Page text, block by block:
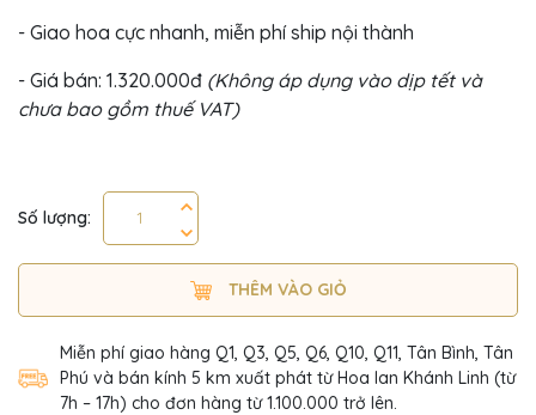
- Giao hoa cực nhanh, miễn phí ship nội thành
- Giá bán: 1.320.000đ (Không áp dụng vào dịp tết và
chưa bao gồm thuế VAT)
Số lượng:
THÊM VÀO GIỎ
Miễn phí giao hàng Q1, Q3, Q5, Q6, Q10, Q11, Tân Bình, Tân
Phú và bán kính 5 km xuất phát từ Hoa lan Khánh Linh (từ
7h – 17h) cho đơn hàng từ 1.100.000 trở lên.